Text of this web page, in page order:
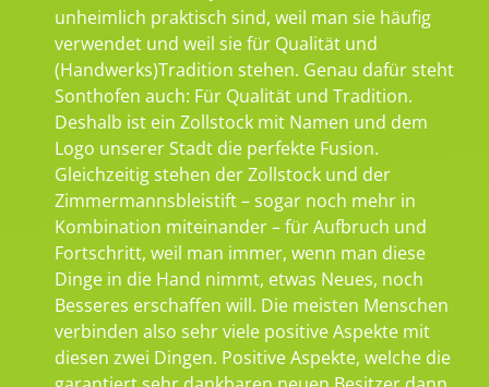
unheimlich praktisch sind, weil man sie häufig
verwendet und weil sie für Qualität und
(Handwerks)Tradition stehen. Genau dafür steht
Sonthofen auch: Für Qualität und Tradition.
Deshalb ist ein Zollstock mit Namen und dem
Logo unserer Stadt die perfekte Fusion.
Gleichzeitig stehen der Zollstock und der
Zimmermannsbleistift – sogar noch mehr in
Kombination miteinander – für Aufbruch und
Fortschritt, weil man immer, wenn man diese
Dinge in die Hand nimmt, etwas Neues, noch
Besseres erschaffen will. Die meisten Menschen
verbinden also sehr viele positive Aspekte mit
diesen zwei Dingen. Positive Aspekte, welche die